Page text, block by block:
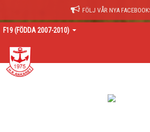
FÖLJ VÅR NYA
F19 (FÖDDA 2007-2010)
HEM